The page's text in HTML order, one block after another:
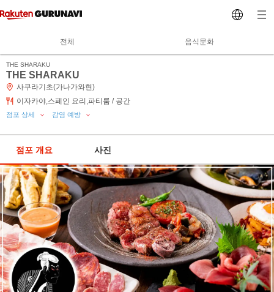
전체 음식문화
THE SHARAKU
THE SHARAKU
사쿠라기초(가나가와현)
이자카야,스페인 요리,파티룸 / 공간
점포 상세 감염 예방
점포 개요 사진